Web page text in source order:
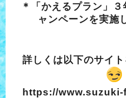
＊「かえるプラン」
ャンペーンを実施
詳しくは以下のサイ
https://